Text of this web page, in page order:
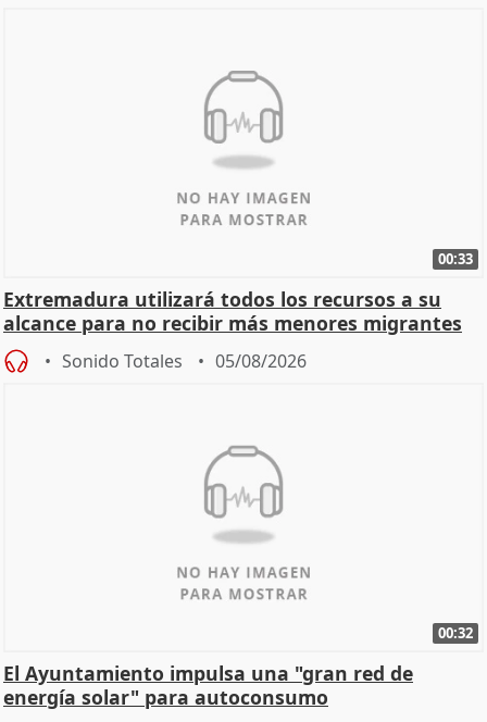
00:33
Extremadura utilizará todos los recursos a su
alcance para no recibir más menores migrantes
Sonido Totales 05/08/2026
00:32
El Ayuntamiento impulsa una "gran red de
energía solar" para autoconsumo